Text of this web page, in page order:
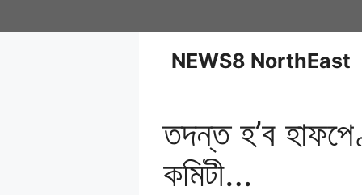
NEWS8 NorthEast
তদন্ত হ’ব
কমিটী…